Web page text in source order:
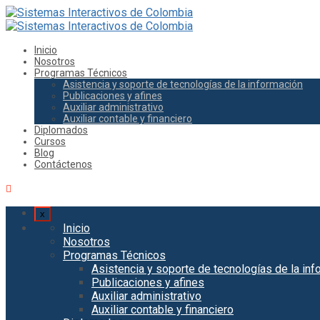
Inicio
Nosotros
Programas Técnicos
Asistencia y soporte de tecnologías de la información
Publicaciones y afines
Auxiliar administrativo
Auxiliar contable y financiero
Diplomados
Cursos
Blog
Contáctenos
x
Inicio
Nosotros
Programas Técnicos
Asistencia y soporte de tecnologías de la
Publicaciones y afines
Auxiliar administrativo
Auxiliar contable y financiero